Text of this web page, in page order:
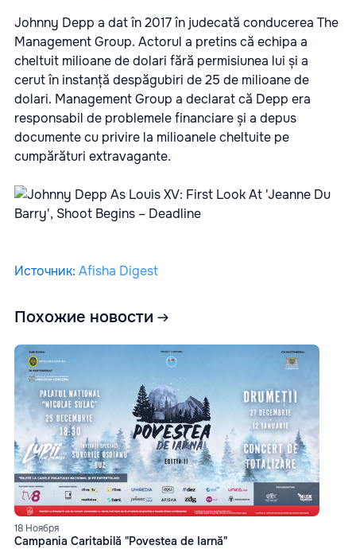
Johnny Depp a dat în 2017 în judecată conducerea The
Management Group. Actorul a pretins că echipa a
cheltuit milioane de dolari fără permisiunea lui și a
cerut în instanță despăgubiri de 25 de milioane de
dolari. Management Group a declarat că Depp era
responsabil de problemele financiare și a depus
documente cu privire la milioanele cheltuite pe
cumpărături extravagante.
Источник: Afisha Digest
Похожие новости
18 Ноября
Campania Caritabilă "Povestea de Iarnă"